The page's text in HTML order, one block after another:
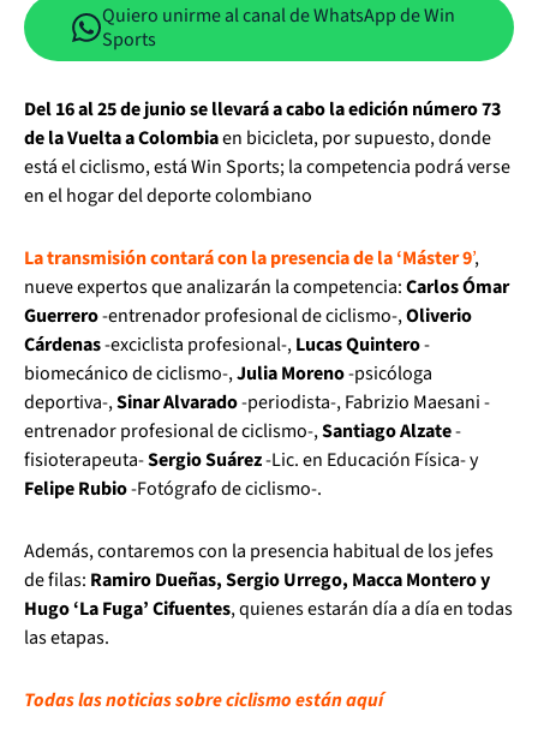
Quiero unirme al canal de WhatsApp de Win
Sports
Del 16 al 25 de junio se llevará a cabo la edición número 73
de la Vuelta a Colombiaen bicicleta, por supuesto, donde
está el ciclismo, está Win Sports; la competencia podrá verse
en el hogar del deporte colombiano
La transmisión contará con la presencia de la ‘Máster 9’,
nueve expertos que analizarán la competencia:Carlos Ómar
Guerrero-entrenador profesional de ciclismo-,Oliverio
Cárdenas-exciclista profesional-,Lucas Quintero-
biomecánico de ciclismo-,Julia Moreno-psicóloga
deportiva-,Sinar Alvarado-periodista-, Fabrizio Maesani -
entrenador profesional de ciclismo-,Santiago Alzate-
fisioterapeuta-Sergio Suárez-Lic. en Educación Física- y
Felipe Rubio-Fotógrafo de ciclismo-.
Además, contaremos con la presencia habitual de los jefes
de filas: Ramiro Dueñas, Sergio Urrego, Macca Montero y
Hugo ‘La Fuga’ Cifuentes, quienes estarán día a día en todas
las etapas.
Todas las noticias sobre ciclismo están aquí